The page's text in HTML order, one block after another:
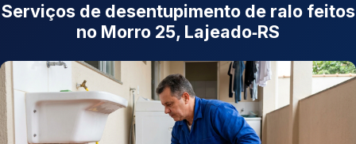
Serviços de desentupimento de ralo feitos
no Morro 25, Lajeado‑RS